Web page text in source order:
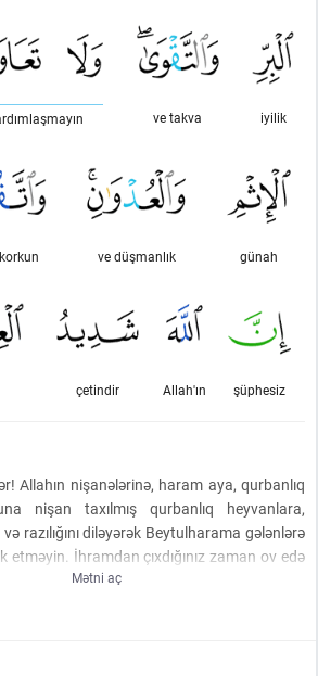
iyilik
ve takva
günah
ve düşmanlık
şüphesiz
Allah'ın
çetindir
Allahın nişanələrinə, haram aya, qurbanlıq
nişan taxılmış qurbanlıq heyvanlara,
razılığını diləyərək Beytulharama gələnlərə
etməyin. İhramdan çıxdığınız zaman ov edə
daxil olmağa qoymayan
Mətni aç